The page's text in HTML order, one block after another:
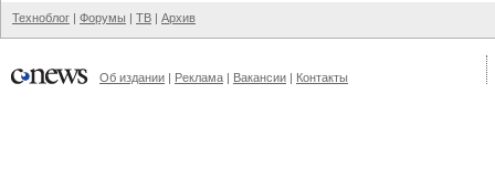
Техноблог | Форумы | ТВ | Архив
Об издании | Реклама | Вакансии | Контакты